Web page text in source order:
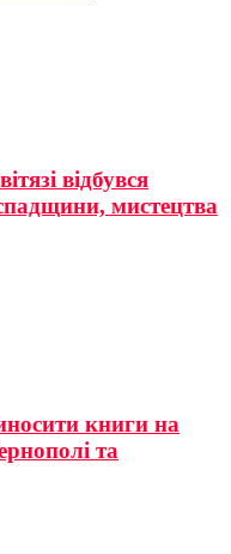
відбувся
мистецтва
книги на
та